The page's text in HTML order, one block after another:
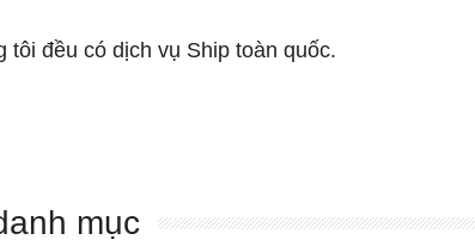
tôi đều có dịch vụ Ship toàn quốc.
mục